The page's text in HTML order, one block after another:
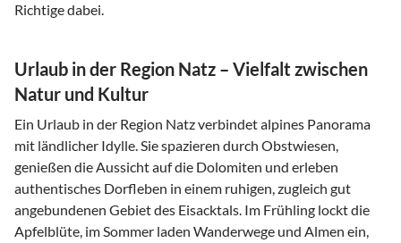
Richtige dabei.
Urlaub in der Region Natz – Vielfalt zwischen
Natur und Kultur
Ein Urlaub in der Region Natz verbindet alpines Panorama
mit ländlicher Idylle. Sie spazieren durch Obstwiesen,
genießen die Aussicht auf die Dolomiten und erleben
authentisches Dorfleben in einem ruhigen, zugleich gut
angebundenen Gebiet des Eisacktals. Im Frühling lockt die
Apfelblüte, im Sommer laden Wanderwege und Almen ein,